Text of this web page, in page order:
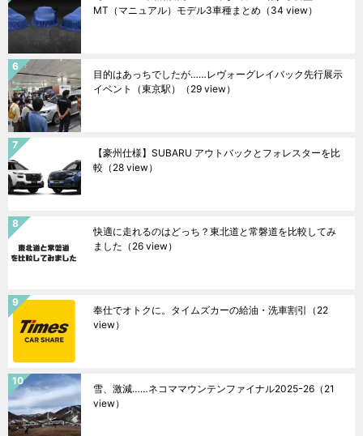
MT（マニュアル）モデル3車種まとめ （34 view）
目的はあっちでしたが……レヴォーグレイバック先行展示
イベント（東京駅）
（29 view）
【豪州仕様】SUBARU アウトバックとフォレスターを比
較 （28 view）
快適に走れるのはどっち？東北道と常磐道を比較してみ
ました （26 view）
奉仕でオトクに。タイムズカーの給油・洗車割引 （22
view）
雪、激減……ネコママウンテンファイナル2025ｰ26 （21
view）